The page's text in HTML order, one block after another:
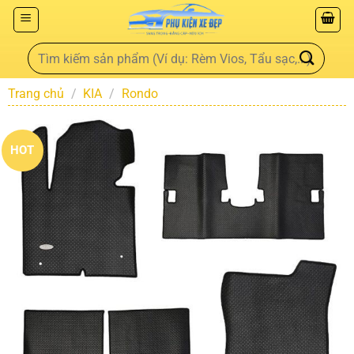
Trang chủ / KIA / Rondo
HOT